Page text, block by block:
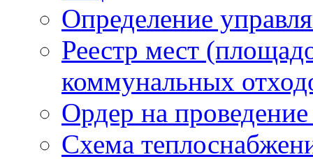
Определение
Реестр мест
коммунальных
Ордер на
Схема